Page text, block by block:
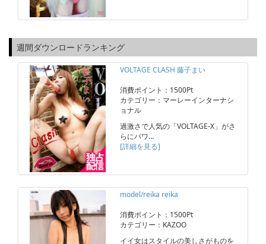
週間ダウンロードランキング
VOLTAGE CLASH 藤子まい
消費ポイント：1500Pt
カテゴリー：マーレーインターナシ
ョナル
過激さで人気の「VOLTAGE-X」がさ
らにパワ…
[詳細を見る]
model/reika reika
消費ポイント：1500Pt
カテゴリー：KAZOO
イイ女はスタイルの美しさがものを